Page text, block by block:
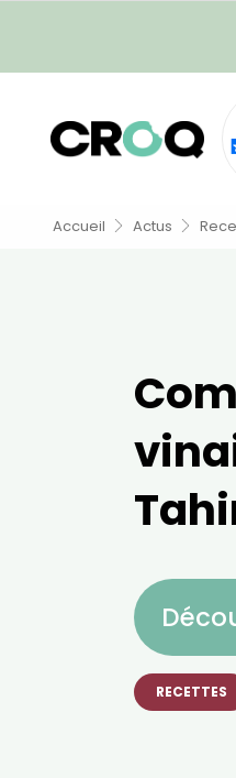
Accueil Actus
RECETTES